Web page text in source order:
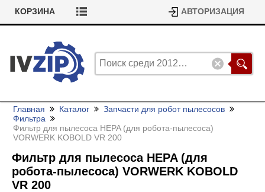
КОРЗИНА АВТОРИЗАЦИЯ
Главная Каталог
Запчасти для робот пылесосов
Фильтра
Фильтр для пылесоса HEPA (для робота-пылесоса)
VORWERK KOBOLD VR 200
Фильтр для пылесоса HEPA (для
робота-пылесоса) VORWERK KOBOLD
VR 200